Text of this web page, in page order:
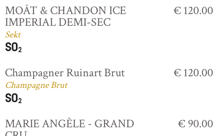
MOÂT & CHANDON ICE
IMPERIAL DEMI-SEC
Sekt
€ 120.00
Champagner Ruinart Brut
Champagne Brut
€ 120.00
MARIE ANGÈLE - GRAND € 90.00